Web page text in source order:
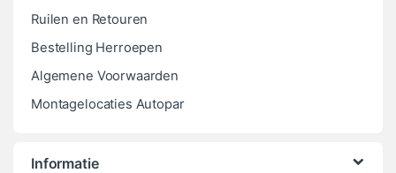
Ruilen en Retouren
Bestelling Herroepen
Algemene Voorwaarden
Montagelocaties Autopar
Informatie